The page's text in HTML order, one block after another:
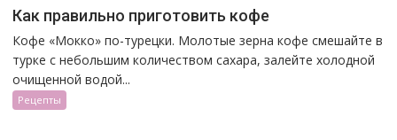
Как правильно приготовить кофе
Кофе «Мокко» по-турецки. Молотые зерна кофе смешайте в
турке с небольшим количеством сахара, залейте холодной
очищенной водой...
Рецепты